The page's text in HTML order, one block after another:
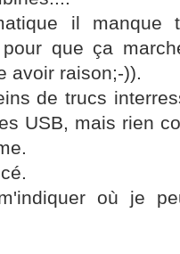
il manque
que ça
avoir raison;-)).
de trucs
USB, mais rien
où je